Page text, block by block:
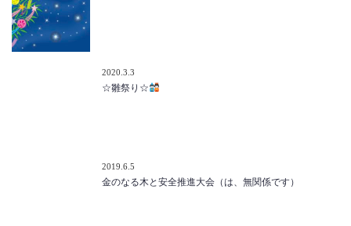
2020.3.3
☆雛祭り☆
2019.6.5
金のなる木と安全推進大会（は、無関係です）